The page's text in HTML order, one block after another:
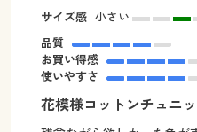
サイズ感 小さい
品質
お買い得感
使いやすさ
花模様コットンチュニ